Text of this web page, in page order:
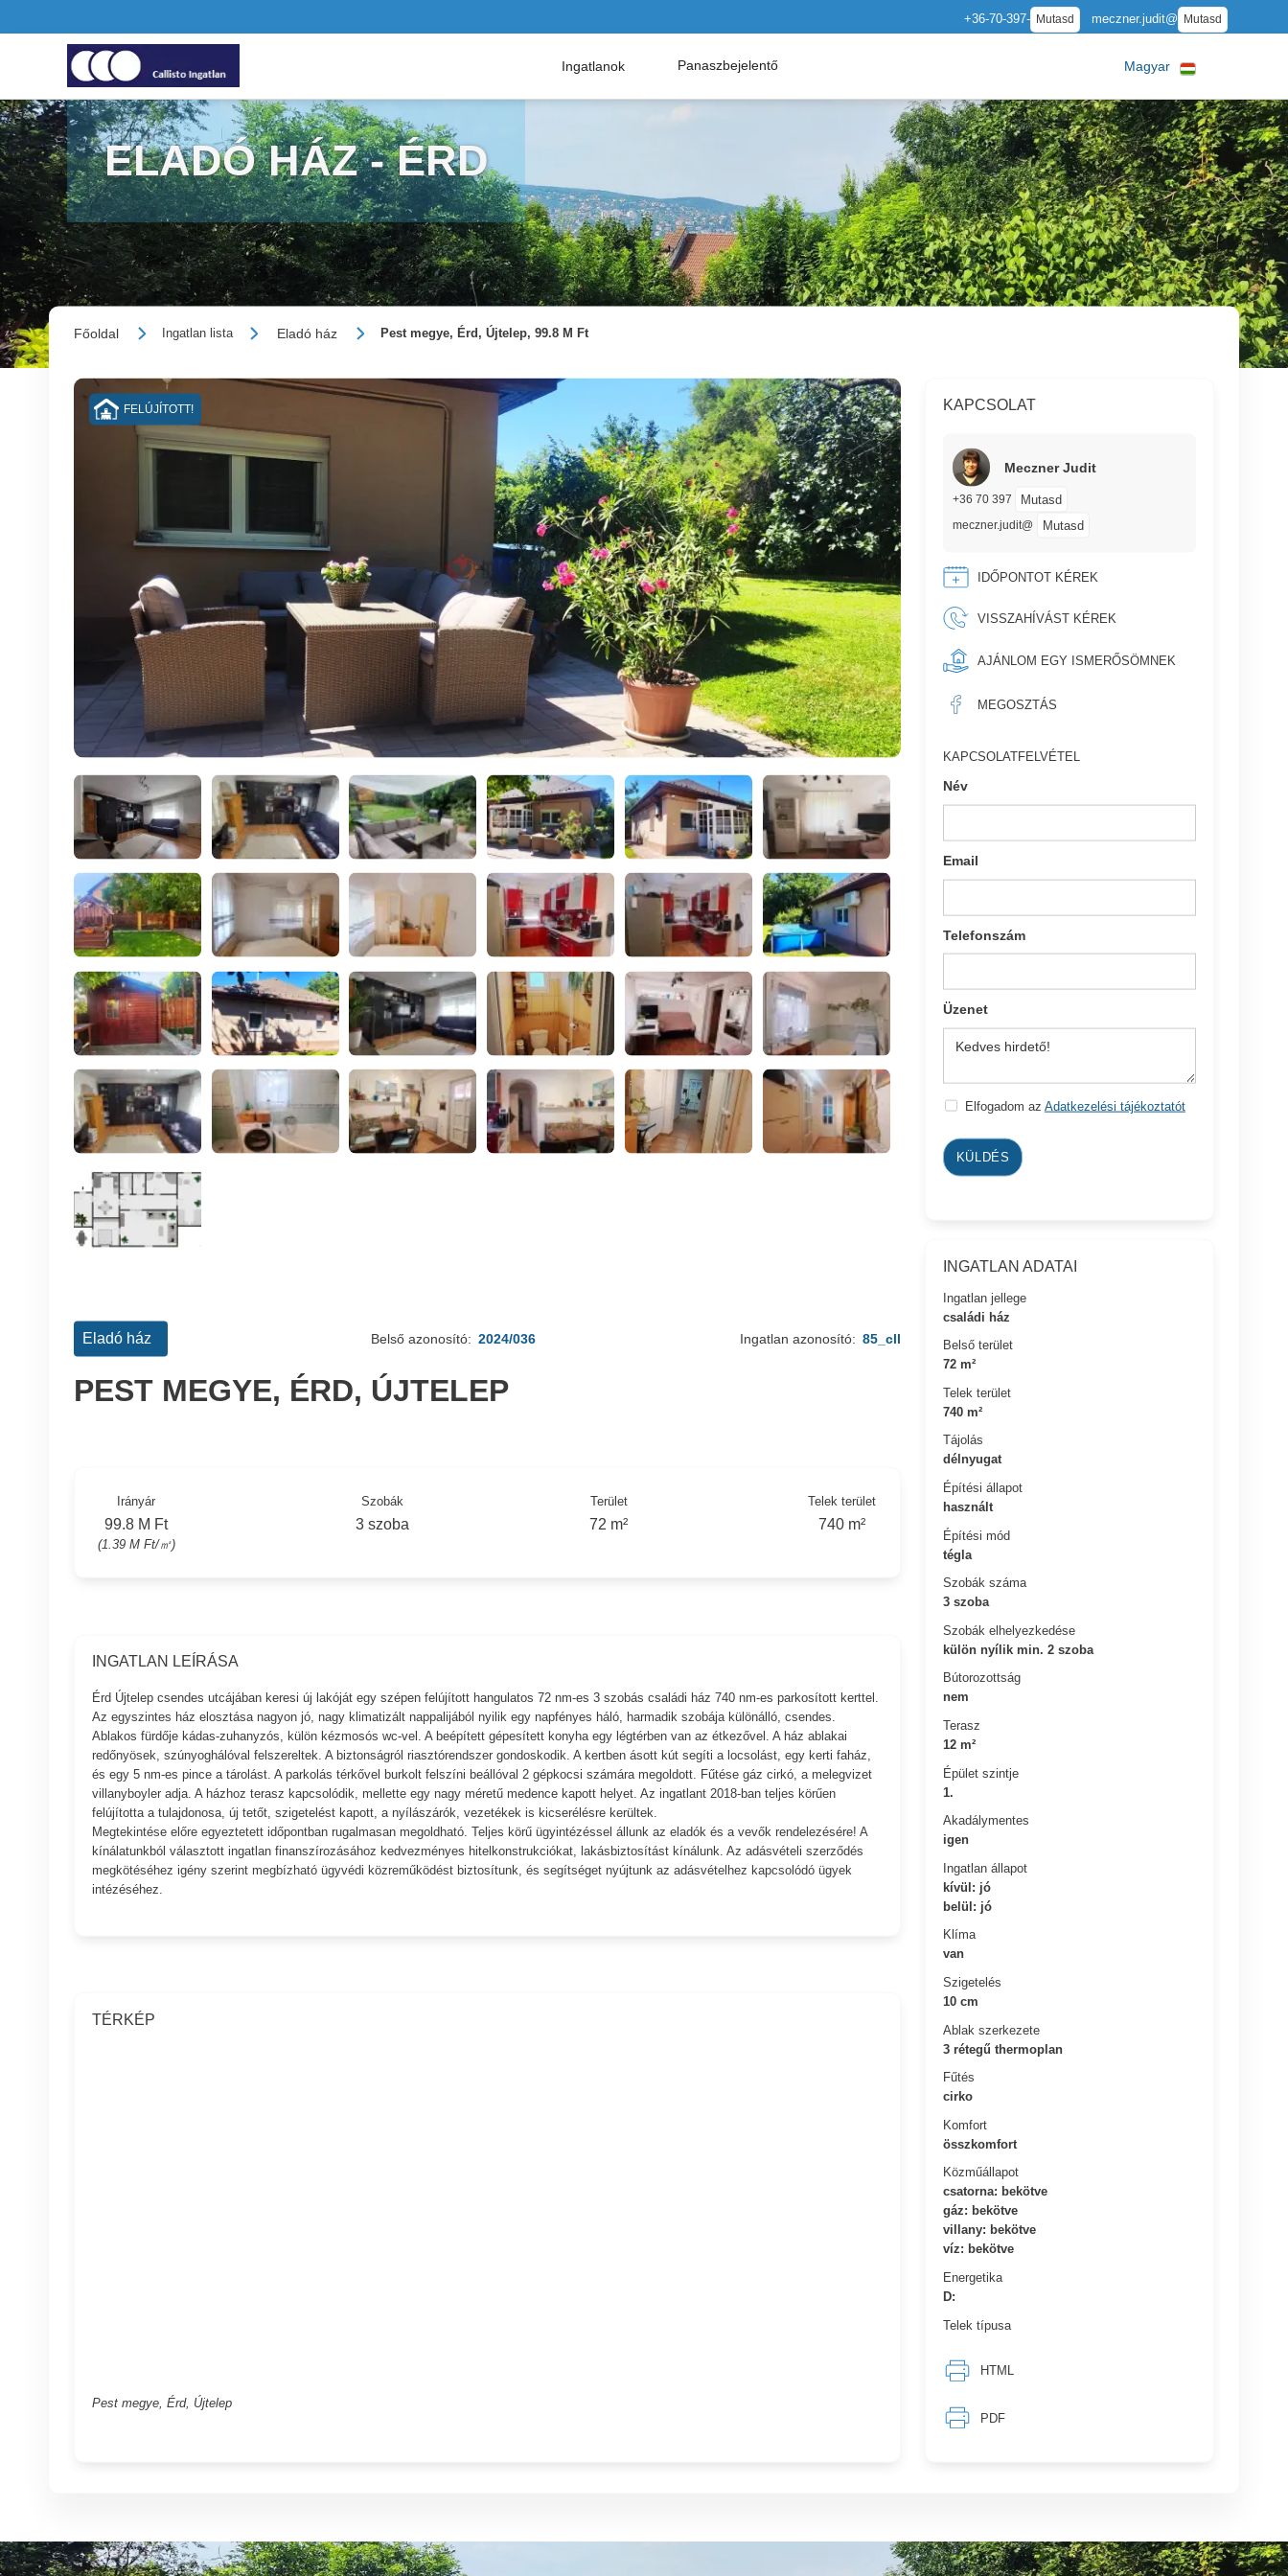
+36-70-397- Mutasd meczner.judit@ Mutasd
Ingatlanok Panaszbejelentő Magyar
ELADÓ HÁZ - ÉRD
Főoldal Ingatlan lista Eladó ház Pest megye, Érd, Újtelep, 99.8 M Ft
FELÚJÍTOTT! KAPCSOLAT
Meczner Judit
+36 70 397 Mutasd
meczner.judit@ Mutasd
IDŐPONTOT KÉREK
VISSZAHÍVÁST KÉREK
AJÁNLOM EGY ISMERŐSÖMNEK
MEGOSZTÁS
KAPCSOLATFELVÉTEL
Név
Email
Telefonszám
Üzenet
Elfogadom az Adatkezelési tájékoztatót
KÜLDÉS
INGATLAN ADATAI
Ingatlan jellege
családi ház
Belső terület
72 m²
Telek terület
740 m²
Tájolás
délnyugat
Építési állapot
használt
Építési mód
tégla
Szobák száma
3 szoba
Szobák elhelyezkedése
külön nyílik min. 2 szoba
Bútorozottság
nem
Terasz
12 m²
Épület szintje
1.
Akadálymentes
igen
Ingatlan állapot
kívül: jó
belül: jó
Klíma
van
Szigetelés
10 cm
Ablak szerkezete
3 rétegű thermoplan
Fűtés
cirko
Komfort
összkomfort
Közműállapot
csatorna: bekötve
gáz: bekötve
villany: bekötve
víz: bekötve
Energetika
D:
Telek típusa
HTML
PDF
Eladó ház Belső azonosító: 2024/036 Ingatlan azonosító: 85_cll
PEST MEGYE, ÉRD, ÚJTELEP
Irányár
99.8 M Ft
(1.39 M Ft/㎡)
Szobák
3 szoba
Terület
72 m²
Telek terület
740 m²
INGATLAN LEÍRÁSA
Érd Újtelep csendes utcájában keresi új lakóját egy szépen felújított hangulatos 72 nm-es 3 szobás családi ház 740 nm-es parkosított kerttel.
Az egyszintes ház elosztása nagyon jó, nagy klimatizált nappalijából nyilik egy napfényes háló, harmadik szobája különálló, csendes.
Ablakos fürdője kádas-zuhanyzós, külön kézmosós wc-vel. A beépített gépesített konyha egy légtérben van az étkezővel. A ház ablakai
redőnyösek, szúnyoghálóval felszereltek. A biztonságról riasztórendszer gondoskodik. A kertben ásott kút segíti a locsolást, egy kerti faház,
és egy 5 nm-es pince a tárolást. A parkolás térkővel burkolt felszíni beállóval 2 gépkocsi számára megoldott. Fűtése gáz cirkó, a melegvizet
villanyboyler adja. A házhoz terasz kapcsolódik, mellette egy nagy méretű medence kapott helyet. Az ingatlant 2018-ban teljes körűen
felújította a tulajdonosa, új tetőt, szigetelést kapott, a nyílászárók, vezetékek is kicserélésre kerültek.
Megtekintése előre egyeztetett időpontban rugalmasan megoldható. Teljes körű ügyintézéssel állunk az eladók és a vevők rendelezésére! A
kínálatunkból választott ingatlan finanszírozásához kedvezményes hitelkonstrukciókat, lakásbiztosítást kínálunk. Az adásvételi szerződés
megkötéséhez igény szerint megbízható ügyvédi közreműködést biztosítunk, és segítséget nyújtunk az adásvételhez kapcsolódó ügyek
intézéséhez.
TÉRKÉP
Pest megye, Érd, Újtelep